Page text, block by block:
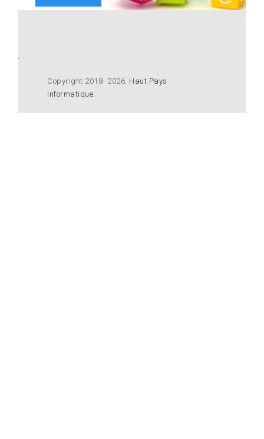
.
Copyright 2018- 2026 Haut Pays
Informatique